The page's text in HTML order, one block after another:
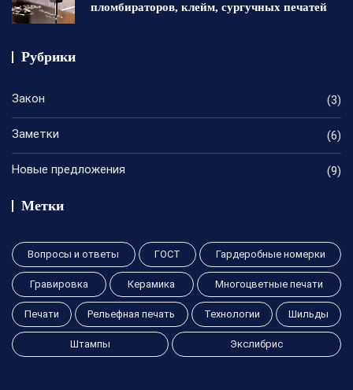
пломбираторов, клейм, сургучных печатей
Рубрики
Закон (3)
Заметки (6)
Новые предложения (9)
Метки
Вопросы и ответы ГОСТ Гардеробные номерки
Гравировка Керамика Многоцветные печати
Печати Рельефная печать Технологии Шильды
Штампы Экслибрис